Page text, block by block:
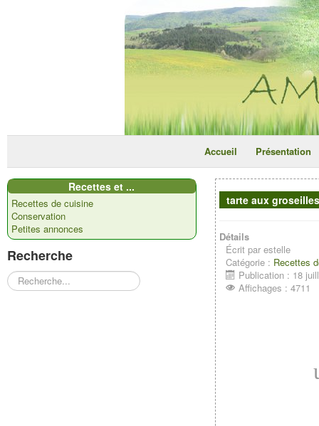
Accueil Présentation
Recettes et ...
Recettes de cuisine
Conservation
Petites annonces
Recherche
Rechercher
tarte aux
Détails
Écrit parestelle
Catégorie : Recettes
Publication : 18
Affichages : 4711